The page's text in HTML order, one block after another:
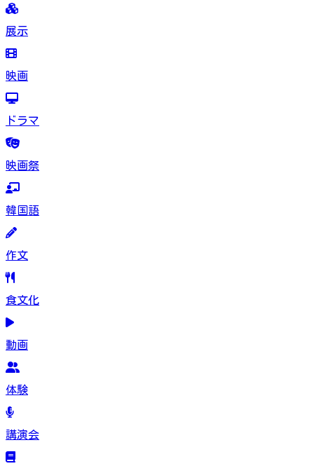
展示
映画
ドラマ
映画祭
韓国語
作文
食文化
動画
体験
講演会